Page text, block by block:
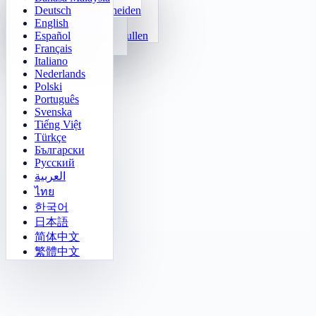
24 Snel Rekenen
Functies
Getalpatroon invullen
2048
Tetris
Mijnenveger
Gomoku
Sokoban Uitdaging
Snel Onderscheiden
Deutsch
English
Español
Français
Italiano
Nederlands
Polski
Português
Svenska
Tiếng Việt
Türkçe
Български
Русский
العربية
ไทย
한국어
日本語
简体中文
繁體中文